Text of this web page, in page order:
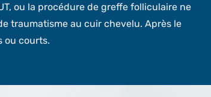
ou la procédure de greffe folliculaire ne
traumatisme au cuir chevelu. Après le
ou courts.